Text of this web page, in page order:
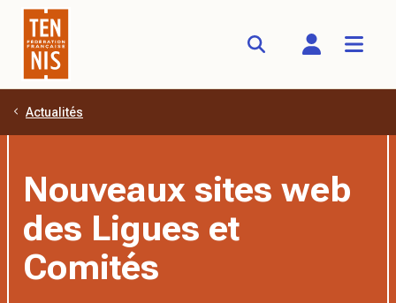
Aller au contenu principal
Actualités
Nouveaux sites web
des Ligues et
Comités